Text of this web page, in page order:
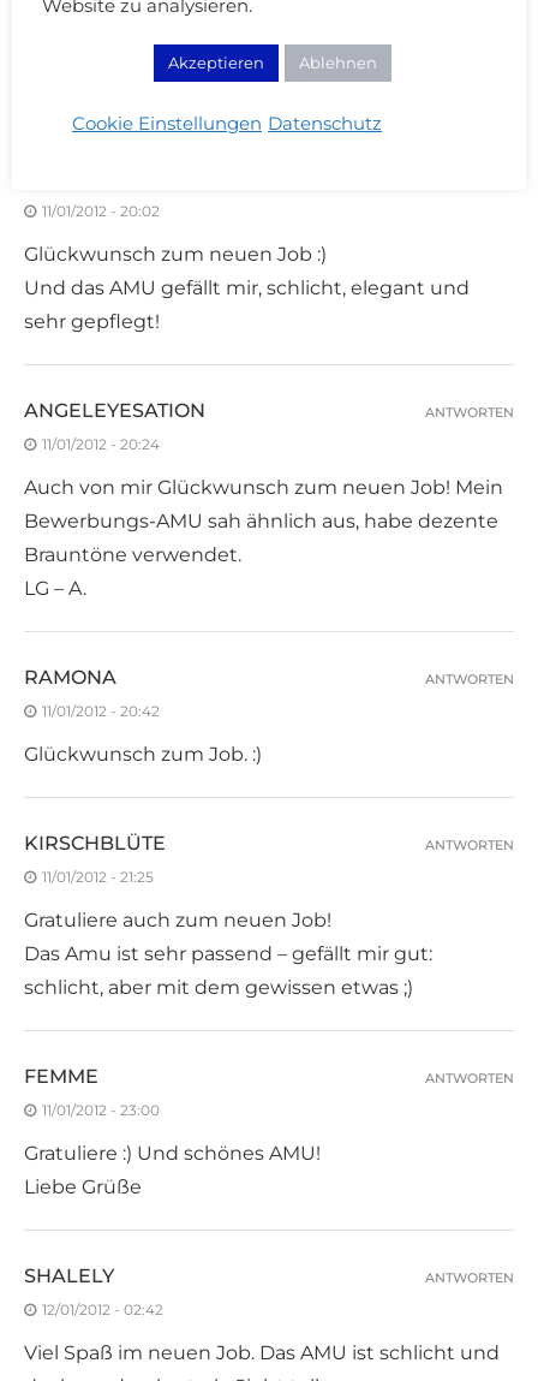
11/01/2012 - 20:02
Glückwunsch zum neuen Job :)
Und das AMU gefällt mir, schlicht, elegant und
sehr gepflegt!
ANGELEYESATION
11/01/2012 - 20:24
Auch von mir Glückwunsch zum neuen Job! Mein
Bewerbungs-AMU sah ähnlich aus, habe dezente
Brauntöne verwendet.
LG – A.
ANTWORTEN
RAMONA
11/01/2012 - 20:42
Glückwunsch zum Job. :)
ANTWORTEN
KIRSCHBLÜTE
11/01/2012 - 21:25
Gratuliere auch zum neuen Job!
Das Amu ist sehr passend – gefällt mir gut:
schlicht, aber mit dem gewissen etwas ;)
ANTWORTEN
FEMME
11/01/2012 - 23:00
Gratuliere :) Und schönes AMU!
Liebe Grüße
ANTWORTEN
SHALELY
12/01/2012 - 02:42
Viel Spaß im neuen Job. Das AMU ist schlicht und
ANTWORTEN
Website zu analysieren.
Akzeptieren Ablehnen
Cookie Einstellungen Datenschutz